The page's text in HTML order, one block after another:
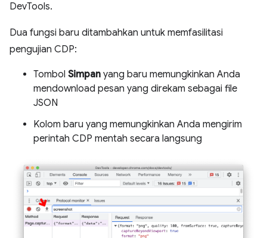
DevTools.
Dua fungsi baru ditambahkan untuk memfasilitasi
pengujian CDP:
Tombol Simpan yang baru memungkinkan Anda
mendownload pesan yang direkam sebagai file
JSON
Kolom baru yang memungkinkan Anda mengirim
perintah CDP mentah secara langsung